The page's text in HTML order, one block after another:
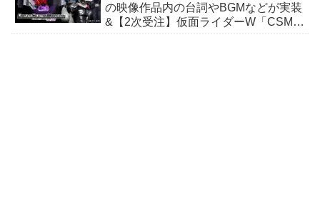
の映像作品内の台詞やBGMなどが実装
&【2次受注】仮面ライダーW「CSM